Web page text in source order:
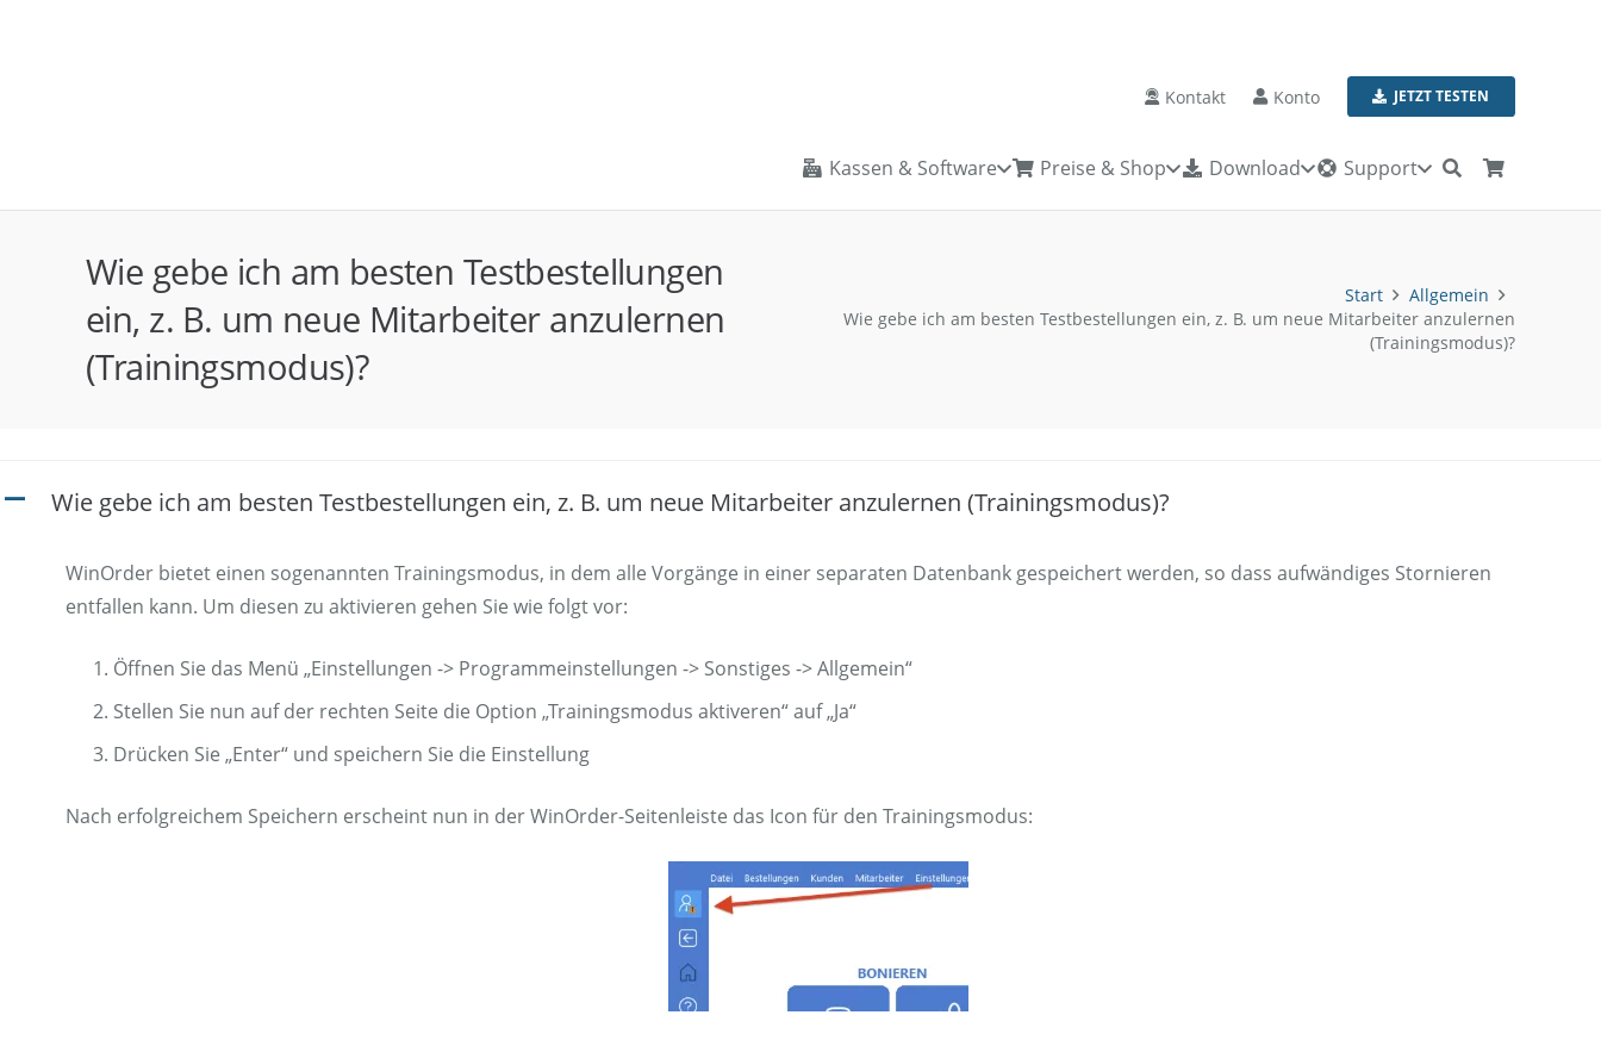
Kontakt Konto JETZT TESTEN
Kassen & Software Preise & Shop Download Support
Wie gebe ich am besten Testbestellungen
ein, z. B. um neue Mitarbeiter anzulernen
(Trainingsmodus)?
Start
Allgemein
Wie gebe ich am besten Testbestellungen ein, z. B. um neue Mitarbeiter anzulernen
(Trainingsmodus)?
A Wie gebe ich am besten Testbestellungen ein, z. B. um neue Mitarbeiter anzulernen (Trainingsmodus)?
WinOrder bietet einen sogenannten Trainingsmodus, in dem alle Vorgänge in einer separaten Datenbank gespeichert werden, so dass aufwändiges Stornieren
entfallen kann. Um diesen zu aktivieren gehen Sie wie folgt vor:
Öffnen Sie das Menü „Einstellungen -> Programmeinstellungen -> Sonstiges -> Allgemein“
Stellen Sie nun auf der rechten Seite die Option „Trainingsmodus aktiveren“ auf „Ja“
Drücken Sie „Enter“ und speichern Sie die Einstellung
Nach erfolgreichem Speichern erscheint nun in der WinOrder-Seitenleiste das Icon für den Trainingsmodus: